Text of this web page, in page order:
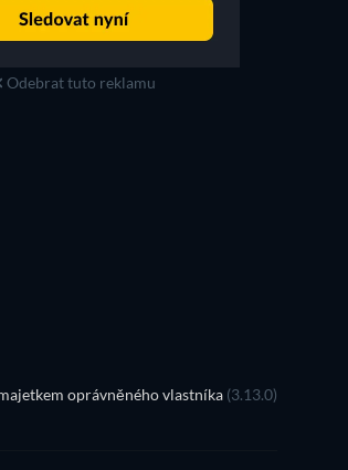
Odebrat tuto reklamu
oprávněného vlastníka (3.13.0)